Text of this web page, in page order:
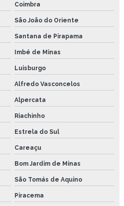
Coimbra
São João do Oriente
Santana de Pirapama
Imbé de Minas
Luisburgo
Alfredo Vasconcelos
Alpercata
Riachinho
Estrela do Sul
Careaçu
Bom Jardim de Minas
São Tomás de Aquino
Piracema